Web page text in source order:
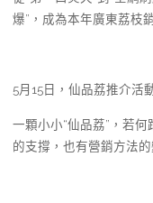
爆”，成為本年廣東荔枝
5月15日，仙品荔推介活
一顆小小“仙品荔”，若
的支撐，也有營銷方法的